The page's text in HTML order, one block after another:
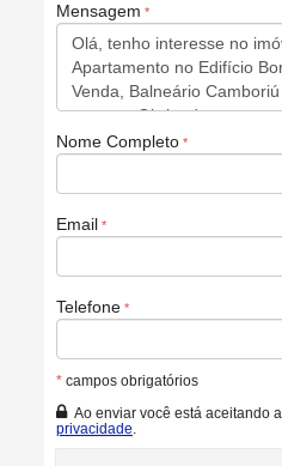
Mensagem
Nome Completo
Email
Telefone
* campos obrigatórios
Ao enviar você está aceitando a
privacidade